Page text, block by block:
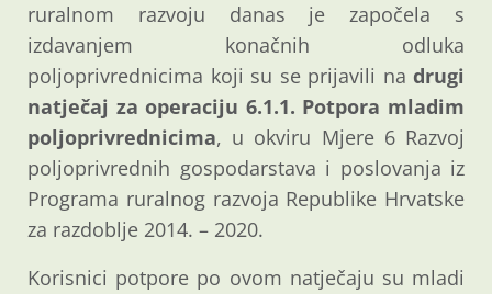
ruralnom razvoju danas je započela s
izdavanjem konačnih odluka
poljoprivrednicima koji su se prijavili na drugi
natječaj za operaciju 6.1.1. Potpora mladim
poljoprivrednicima, u okviru Mjere 6 Razvoj
poljoprivrednih gospodarstava i poslovanja iz
Programa ruralnog razvoja Republike Hrvatske
za razdoblje 2014. – 2020.
Korisnici potpore po ovom natječaju su mladi